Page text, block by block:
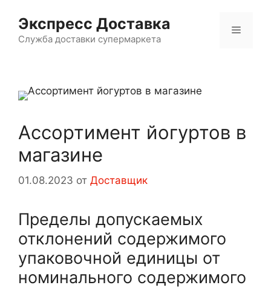
содержимому
Экспресс Доставка
Служба доставки супермаркета
Меню
Ассортимент йогуртов в
магазине
01.08.2023 от Доставщик
Пределы допускаемых
отклонений содержимого
упаковочной единицы от
номинального содержимого